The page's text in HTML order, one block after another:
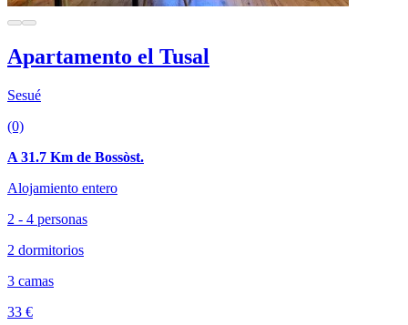
Apartamento el Tusal
Sesué
(0)
A 31.7 Km de Bossòst.
Alojamiento entero
2 - 4 personas
2 dormitorios
3 camas
33 €